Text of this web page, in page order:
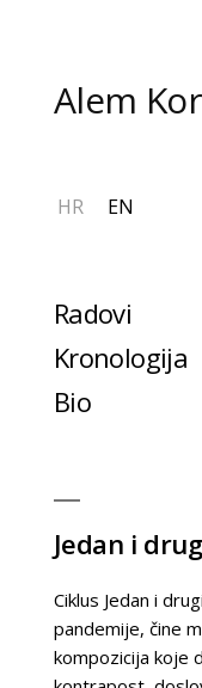
Alem
HR EN
Radovi
Kronologija
Bio
Jedan i
Ciklus Jedan i
pandemije, čine
kompozicija koje